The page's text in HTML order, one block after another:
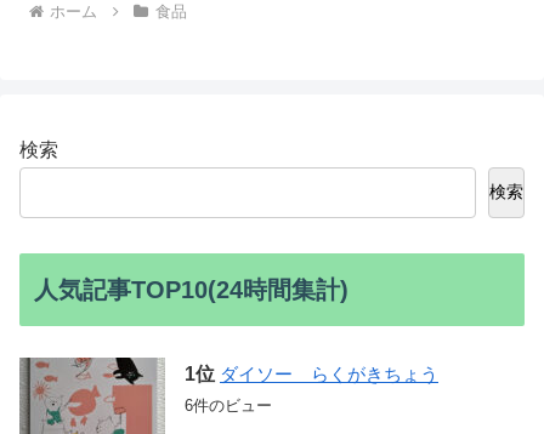
ホーム 食品
検索
検索
人気記事TOP10(24時間集計)
ダイソー らくがきちょう
6件のビュー